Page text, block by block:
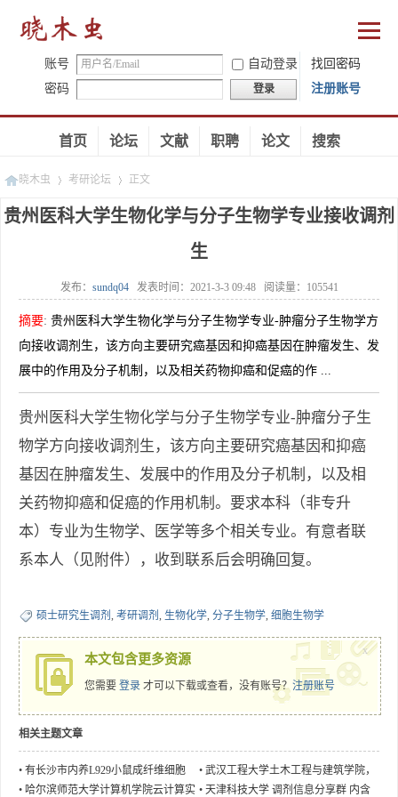
账号 自动登录
找回密码
密码
登录 注册账号
首页 论坛 文献 职聘 论文 搜索
晓木虫 考研论坛 正文
贵州医科大学生物化学与分子生物学专业接收调剂
生
发布： sundq04 发表时间： 2021-3-3 09:48 阅读量： 105541
摘要: 贵州医科大学生物化学与分子生物学专业-肿瘤分子生物学方
向接收调剂生，该方向主要研究癌基因和抑癌基因在肿瘤发生、发
展中的作用及分子机制，以及相关药物抑癌和促癌的作 ...
贵州医科大学生物化学与分子生物学专业-肿瘤分子生
物学方向接收调剂生，该方向主要研究癌基因和抑癌
基因在肿瘤发生、发展中的作用及分子机制，以及相
关药物抑癌和促癌的作用机制。要求本科（非专升
本）专业为生物学、医学等多个相关专业。有意者联
系本人（见附件），收到联系后会明确回复。
硕士研究生调剂 , 考研调剂 , 生物化学, 分子生物学, 细胞生物学
本文包含更多资源
您需要 登录 才可以下载或查看，没有账号？ 注册账号
x
相关主题文章
• 有长沙市内养L929小鼠成纤维细胞
吗？有偿急求一支细胞。
• 武汉工程大学土木工程与建筑学院，
车-桥耦合及健康监测团队招收桥梁结
• 哈尔滨师范大学计算机学院云计算实 • 天津科技大学 调剂信息分享群 内含